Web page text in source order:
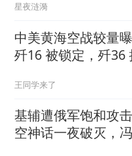
星夜涟漪
中美黄海空战较量曝
歼16 被锁定，歼36
王同学来了
基辅遭俄军饱和攻
空神话一夜破灭，